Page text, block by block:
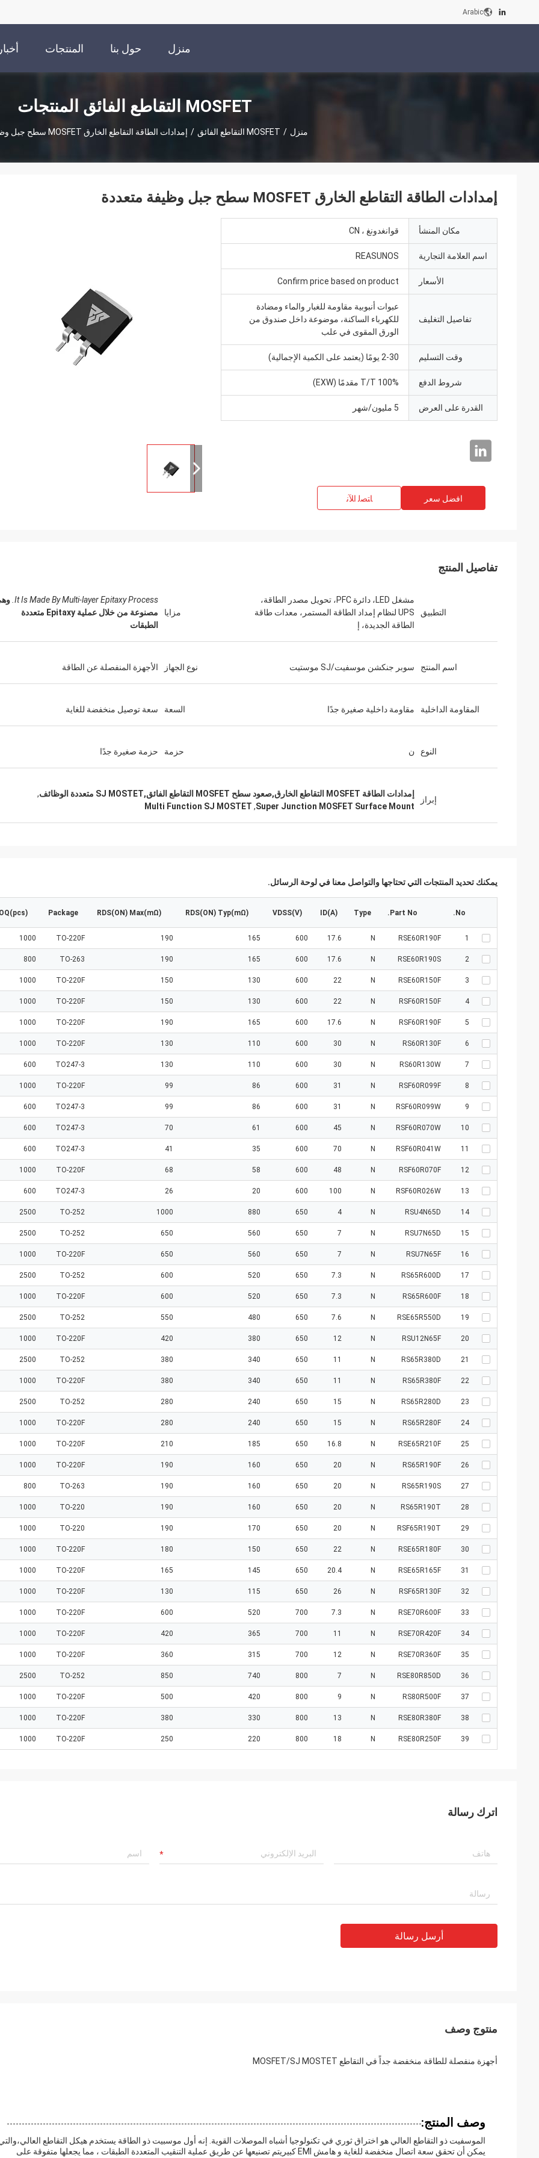
Arabic
منزل حول بنا المنتجات
MOSFET التقاطع الفائق المنتجات
منزل / MOSFET التقاطع الفائق / إمدادات الطاقة التقاطع الخارق MOSFET سطح جبل وظيفة متعددة
إمدادات الطاقة التقاطع الخارق MOSFET سطح جبل وظيفة متعددة
مكان المنشأ قوانغدونغ ، CN
اسم العلامة التجارية REASUNOS
الأسعار Confirm price based on product
تفاصيل التغليف
عبوات أنبوبية مقاومة للغبار والماء ومضادة
للكهرباء الساكنة، موضوعة داخل صندوق من
الورق المقوى في علب
وقت التسليم 2-30 يومًا (يعتمد على الكمية الإجمالية)
شروط الدفع 100% T/T مقدمًا (EXW)
القدرة على العرض 5 مليون/شهر
افضل سعر ﺎﺘﺼﻟ ﺍﻶﻧ
تفاصيل المنتج
التطبيق
مشغل LED، دائرة PFC، تحويل مصدر الطاقة،
UPS لنظام إمداد الطاقة المستمر، معدات طاقة
الطاقة الجديدة، إ
مزايا
It Is Made By Multi-layer Epitaxy Process.
مصنوعة من خلال عملية Epitaxy متعددة
الطبقات
اسم المنتج سوبر جنكشن موسفيت/SJ موستيت نوع الجهاز الأجهزة المنفصلة عن الطاقة
المقاومة الداخلية مقاومة داخلية صغيرة جدًا السعة سعة توصيل منخفضة للغاية
النوع ن حزمة حزمة صغيرة جدًا
إبراز
إمدادات الطاقة MOSFET التقاطع الخارق,صعود سطح MOSFET التقاطع الفائق,SJ MOSTET متعددة الوظائف
,
Super Junction MOSFET Surface Mount
,
Multi Function SJ MOSTET
يمكنك تحديد المنتجات التي تحتاجها والتواصل معنا في لوحة الرسائل.
No.
Part No.
Type
ID(A)
VDSS(V)
RDS(ON) Typ(mΩ)
RDS(ON) Max(mΩ)
Package
1
RSE60R190F
N
17.6
600
165
190
TO-220F
1000
2
RSE60R190S
N
17.6
600
165
190
TO-263
800
3
RSE60R150F
N
22
600
130
150
TO-220F
1000
4
RSF60R150F
N
22
600
130
150
TO-220F
1000
5
RSF60R190F
N
17.6
600
165
190
TO-220F
1000
6
RS60R130F
N
30
600
110
130
TO-220F
1000
7
RS60R130W
N
30
600
110
130
TO247-3
600
8
RSF60R099F
N
31
600
86
99
TO-220F
1000
9
RSF60R099W
N
31
600
86
99
TO247-3
600
10
RSF60R070W
N
45
600
61
70
TO247-3
600
11
RSF60R041W
N
70
600
35
41
TO247-3
600
12
RSF60R070F
N
48
600
58
68
TO-220F
1000
13
RSF60R026W
N
100
600
20
26
TO247-3
600
14
RSU4N65D
N
4
650
880
1000
TO-252
2500
15
RSU7N65D
N
7
650
560
650
TO-252
2500
16
RSU7N65F
N
7
650
560
650
TO-220F
1000
17
RS65R600D
N
7.3
650
520
600
TO-252
2500
18
RS65R600F
N
7.3
650
520
600
TO-220F
1000
19
RSE65R550D
N
7.6
650
480
550
TO-252
2500
20
RSU12N65F
N
12
650
380
420
TO-220F
1000
21
RS65R380D
N
11
650
340
380
TO-252
2500
22
RS65R380F
N
11
650
340
380
TO-220F
1000
23
RS65R280D
N
15
650
240
280
TO-252
2500
24
RS65R280F
N
15
650
240
280
TO-220F
1000
25
RSE65R210F
N
16.8
650
185
210
TO-220F
1000
26
RS65R190F
N
20
650
160
190
TO-220F
1000
27
RS65R190S
N
20
650
160
190
TO-263
800
28
RS65R190T
N
20
650
160
190
TO-220
1000
29
RSF65R190T
N
20
650
170
190
TO-220
1000
30
RSE65R180F
N
22
650
150
180
TO-220F
1000
31
RSE65R165F
N
20.4
650
145
165
TO-220F
1000
32
RSF65R130F
N
26
650
115
130
TO-220F
1000
33
RSE70R600F
N
7.3
700
520
600
TO-220F
1000
34
RSE70R420F
N
11
700
365
420
TO-220F
1000
35
RSE70R360F
N
12
700
315
360
TO-220F
1000
36
RSE80R850D
N
7
800
740
850
TO-252
2500
37
RS80R500F
N
9
800
420
500
TO-220F
1000
38
RSE80R380F
N
13
800
330
380
TO-220F
1000
39
RSE80R250F
N
18
800
220
250
TO-220F
1000
اترك رسالة
أرسل رسالة
منتوج وصف
أجهزة منفصلة للطاقة منخفضة جداً في التقاطع MOSFET/SJ MOSTET
وصف المنتج:
الموسفيت ذو التقاطع العالي هو اختراق ثوري في تكنولوجيا أشباه الموصلات القوية. إنه أول موسبيت ذو الطاقة يستخدم هيكل التقاطع
يمكن أن تحقق سعة اتصال منخفضة للغاية و هامش EMI كبيريتم تصنيعها عن طريق عملية التنقيب المتعددة الطبقات ، مما يجعلها متفوقة على